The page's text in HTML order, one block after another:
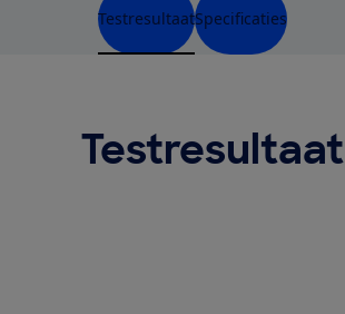
TestresultaatSpecificaties
Testresultaat